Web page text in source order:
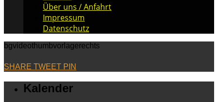
Über uns / Anfahrt
Impressum
Datenschutz
bgvideothumbvorlagerechts
SHARE TWEET PIN
Kalender